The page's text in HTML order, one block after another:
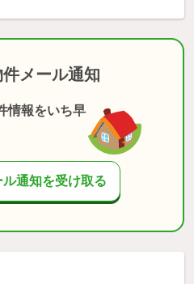
メール通知
情報をいち早
ル通知を受け取る